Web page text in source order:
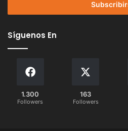
Síguenos En
1.300
Followers
163
Followers